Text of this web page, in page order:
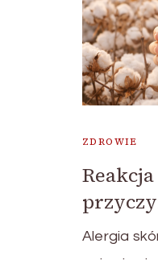
ZDROWIE
Alergia